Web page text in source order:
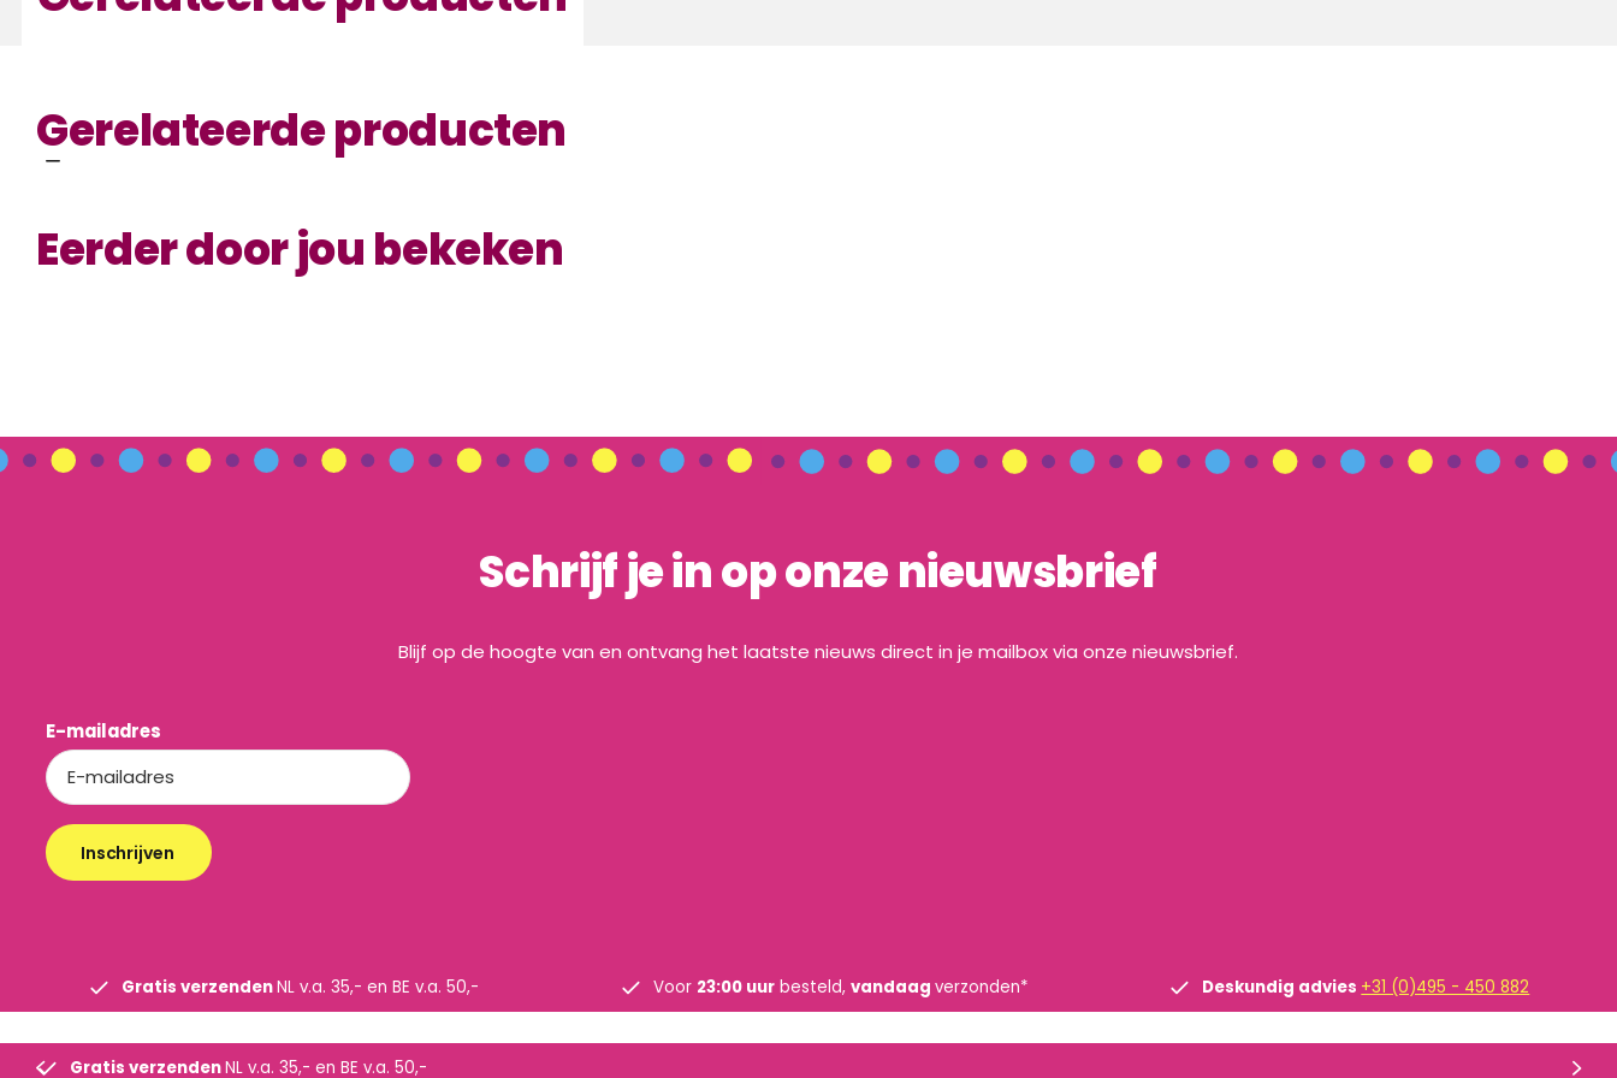
Gerelateerde producten
Eerder door jou bekeken
Schrijf je in op onze nieuwsbrief
Blijf op de hoogte van en ontvang het laatste nieuws direct in je mailbox via onze nieuwsbrief.
E-mailadres
Inschrijven
Gratis verzendenNL v.a. 35,- en BE v.a. 50,- Voor 23:00 uurbesteld, vandaag verzonden* Deskundig advies +31 (0)495 - 450 882
Gratis verzendenNL v.a. 35,- en BE v.a. 50,-